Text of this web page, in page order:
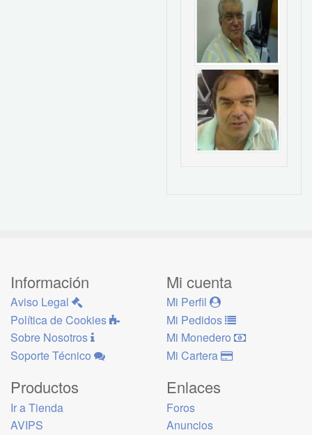
Información
Aviso Legal
Política de Cookies
Sobre Nosotros
Soporte Técnico
Mi cuenta
Mi Perfil
Mi Pedidos
Mi Monedero
Mi Cartera
Productos
Ir a Tienda
AVIPS
Enlaces
Foros
Anuncios